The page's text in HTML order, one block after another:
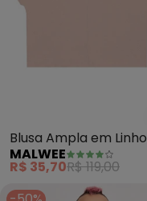
Blusa Ampla em Linho
Plus (Rosê)
MALWEE
R$ 35,70R$ 119,00